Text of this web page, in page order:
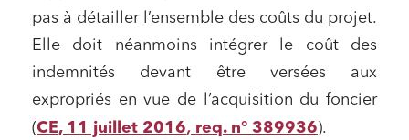
pas à détailler l’ensemble des coûts du projet.
Elle doit néanmoins intégrer le coût des
indemnités devant être versées aux
expropriés en vue de l’acquisition du foncier
(CE, 11 juillet 2016, req. n° 389936).